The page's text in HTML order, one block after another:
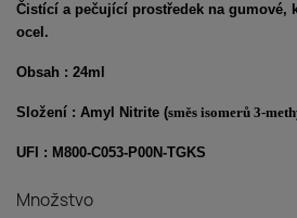
Čistící a pečující prostředek na gumové,
ocel.
Obsah : 24ml
Složení : Amyl Nitrite (směs isomerů 3-
UFI : M800-C053-P00N-TGKS
Množstvo